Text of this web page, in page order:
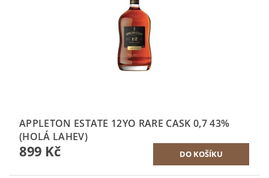
APPLETON ESTATE 12YO RARE CASK 0,7 43%
(HOLÁ LAHEV)
899 Kč